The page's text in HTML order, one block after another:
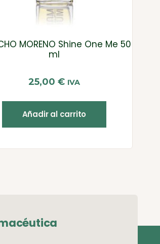
MORENO Shine One Me 50
ml
25,00 € IVA
Añadir al carrito